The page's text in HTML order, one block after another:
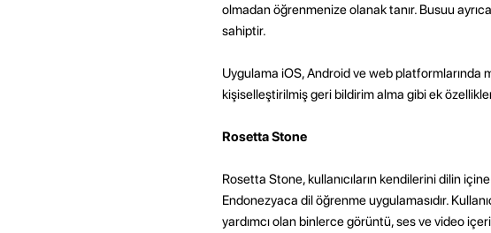
olmadan öğrenmenize olanak tanır. Busuu
sahiptir.
Uygulama iOS, Android ve web
kişiselleştirilmiş geri bildirim alma gibi ek
Rosetta Stone
Rosetta Stone, kullanıcıların kendilerini dilin
Endonezyaca dil öğrenme uygulamasıdır.
yardımcı olan binlerce görüntü, ses ve video